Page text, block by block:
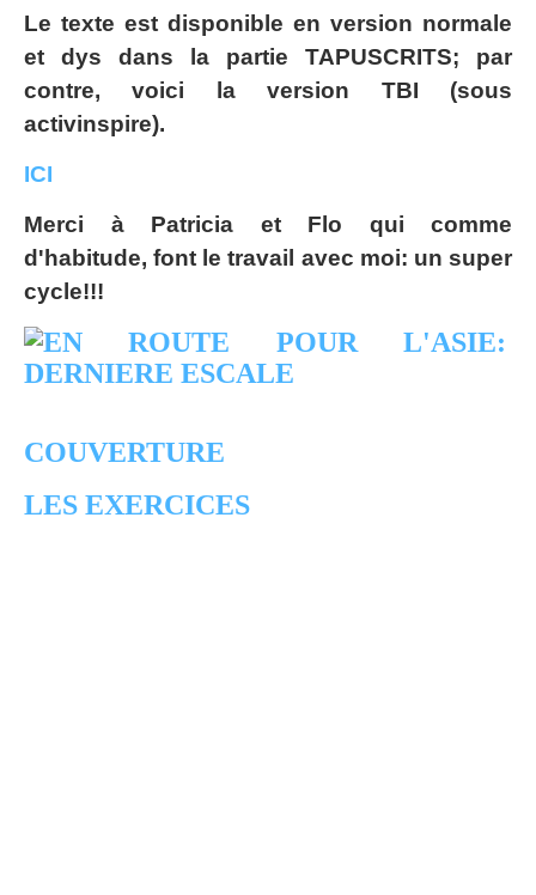
Le texte est disponible en version normale
et dys dans la partie TAPUSCRITS; par
contre, voici la version TBI (sous
activinspire).
ICI
Merci à Patricia et Flo qui comme
d'habitude, font le travail avec moi: un super
cycle!!!
COUVERTURE
LES EXERCICES